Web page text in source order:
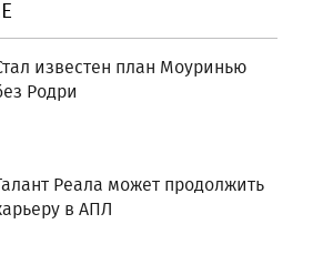
известен план Моуринью
Родри
Реала может продолжить
в АПЛ